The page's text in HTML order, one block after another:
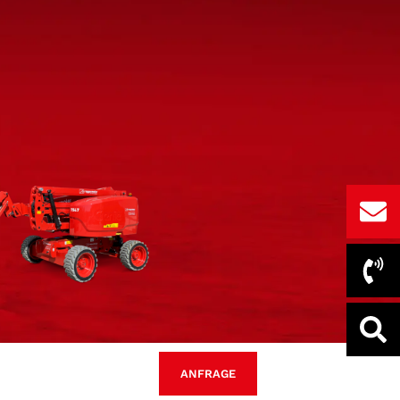
ANFRAGE